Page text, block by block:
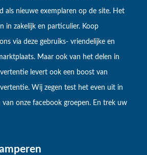
als nieuwe exemplaren op de site. Het
in zakelijk en particulier. Koop
via deze gebruiks- vriendelijke en
Maar ook van het delen in
levert ook een boost van
Wij zegen test het even uit in
onze facebook groepen. En trek uw